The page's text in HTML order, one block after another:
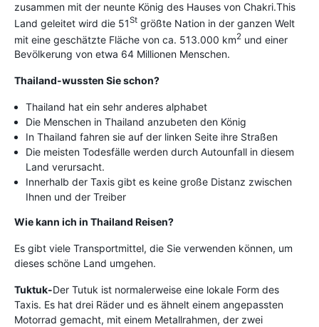
zusammen mit der neunte König des Hauses von Chakri.This
Land geleitet wird die 51St größte Nation in der ganzen Welt
mit eine geschätzte Fläche von ca. 513.000 km2 und einer
Bevölkerung von etwa 64 Millionen Menschen.
Thailand-wussten Sie schon?
Thailand hat ein sehr anderes alphabet
Die Menschen in Thailand anzubeten den König
In Thailand fahren sie auf der linken Seite ihre Straßen
Die meisten Todesfälle werden durch Autounfall in diesem
Land verursacht.
Innerhalb der Taxis gibt es keine große Distanz zwischen
Ihnen und der Treiber
Wie kann ich in Thailand Reisen?
Es gibt viele Transportmittel, die Sie verwenden können, um
dieses schöne Land umgehen.
Tuktuk-Der Tutuk ist normalerweise eine lokale Form des
Taxis. Es hat drei Räder und es ähnelt einem angepassten
Motorrad gemacht, mit einem Metallrahmen, der zwei